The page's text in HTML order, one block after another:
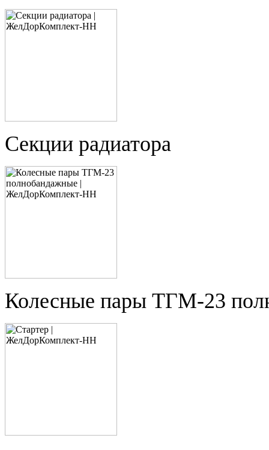
Секции радиатора
Колесные пары ТГМ-23